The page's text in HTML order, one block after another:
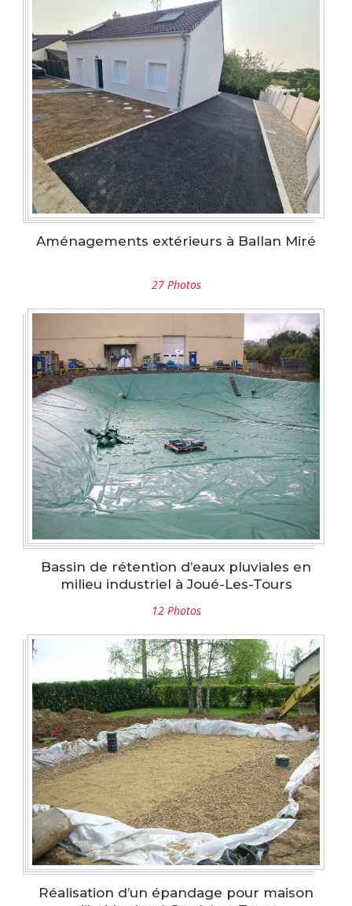
Aménagements extérieurs à Ballan Miré
27 Photos
Bassin de rétention d’eaux pluviales en
milieu industriel à Joué-Les-Tours
12 Photos
Réalisation d’un épandage pour maison